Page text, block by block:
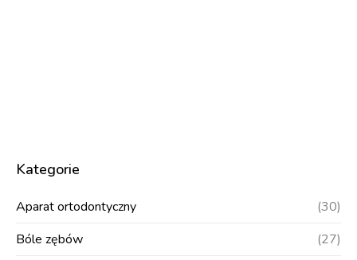
Kategorie
Aparat ortodontyczny
(30)
Bóle zębów
(27)